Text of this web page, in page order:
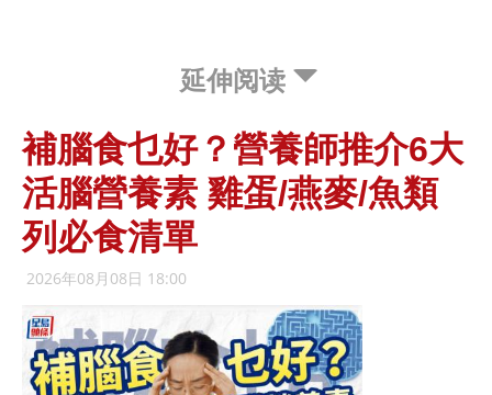
延伸阅读
補腦食乜好？營養師推介6大
活腦營養素 雞蛋/燕麥/魚類
列必食清單
2026年08月08日 18:00